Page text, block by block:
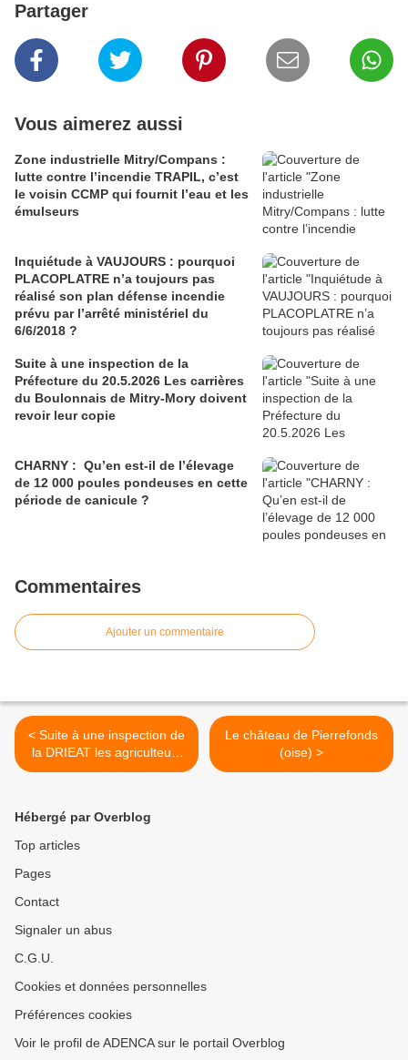
Partager
Vous aimerez aussi
Zone industrielle Mitry/Compans :
lutte contre l’incendie TRAPIL, c’est
le voisin CCMP qui fournit l’eau et les
émulseurs
Inquiétude à VAUJOURS : pourquoi
PLACOPLATRE n’a toujours pas
réalisé son plan défense incendie
prévu par l’arrêté ministériel du
6/6/2018 ?
Suite à une inspection de la
Préfecture du 20.5.2026 Les carrières
du Boulonnais de Mitry-Mory doivent
revoir leur copie
CHARNY : Qu’en est-il de l’élevage
de 12 000 poules pondeuses en cette
période de canicule ?
Commentaires
Ajouter un commentaire
< Suite à une inspection de
la DRIEAT les agriculteurs
exploitant le méthaniseur
leur copie !
Le château de Pierrefonds
(oise) >
Hébergé par Overblog
Top articles
Pages
Contact
Signaler un abus
C.G.U.
Cookies et données personnelles
Préférences cookies
Voir le profil de ADENCA sur le portail Overblog